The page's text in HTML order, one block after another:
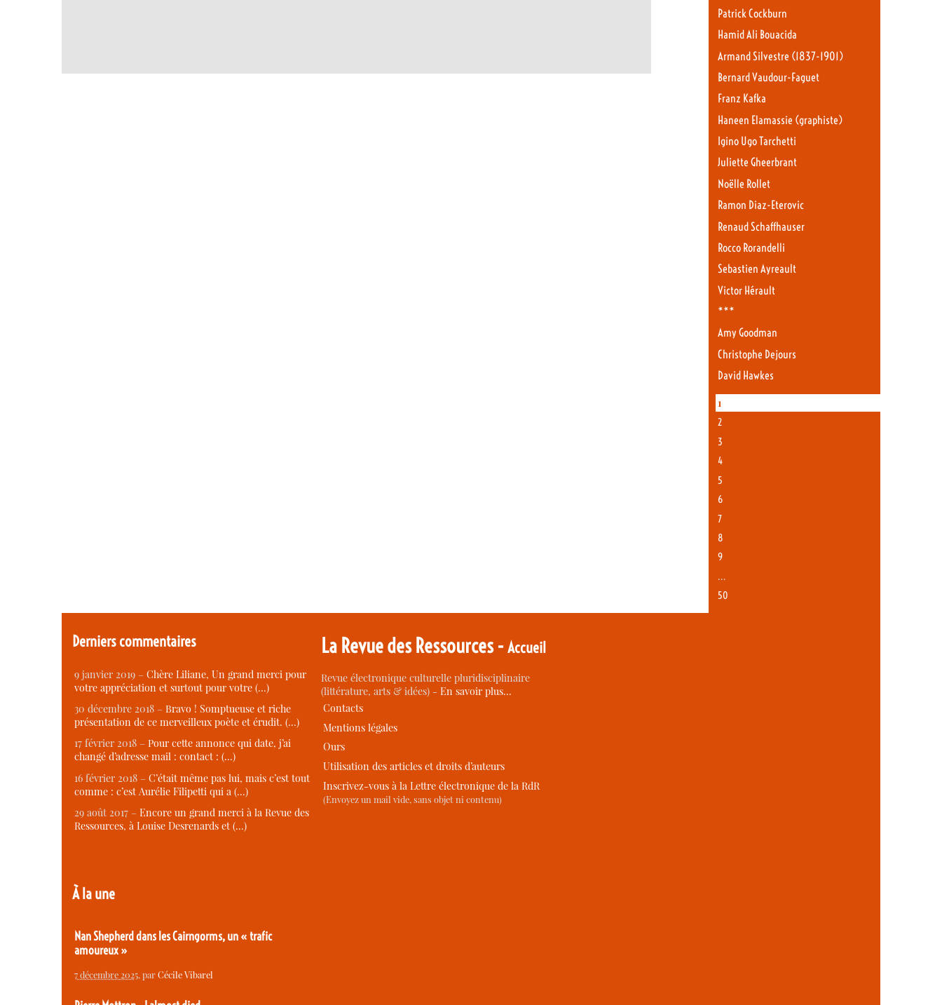
Patrick Cockburn
Hamid Ali Bouacida
Armand Silvestre (1837-1901)
Bernard Vaudour-Faguet
Franz Kafka
Haneen Elamassie (graphiste)
Igino Ugo Tarchetti
Juliette Gheerbrant
Noëlle Rollet
Ramon Diaz-Eterovic
Renaud Schaffhauser
Rocco Rorandelli
Sebastien Ayreault
Victor Hérault
***
Amy Goodman
Christophe Dejours
David Hawkes
1
2
3
4
5
6
7
8
9
…
50
Derniers commentaires
9 janvier 2019 – Chère Liliane, Un grand merci pour
votre appréciation et surtout pour votre (…)
30 décembre 2018 – Bravo ! Somptueuse et riche
présentation de ce merveilleux poète et érudit. (…)
17 février 2018 – Pour cette annonce qui date, j’ai
changé d’adresse mail : contact : (…)
16 février 2018 – C’était même pas lui, mais c’est tout
comme : c’est Aurélie Filipetti qui a (…)
29 août 2017 – Encore un grand merci à la Revue des
Ressources, à Louise Desrenards et (…)
À la une
Nan Shepherd dans les Cairngorms, un « trafic
amoureux »
7 décembre 2025, parCécile Vibarel
La Revue des Ressources -Accueil
Revue électronique culturelle pluridisciplinaire
(littérature, arts & idées) -En savoir plus…
Contacts
Mentions légales
Ours
Utilisation des articles et droits d’auteurs
Inscrivez-vous à la Lettre électronique de la RdR
(Envoyez un mail vide, sans objet ni contenu)